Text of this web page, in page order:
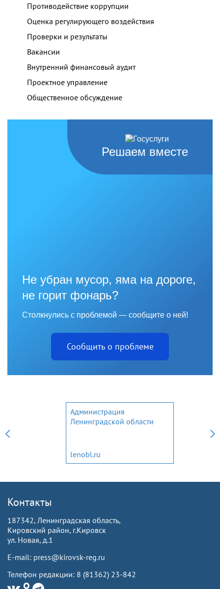
Противодействие коррупции
Оценка регулирующего воздействия
Проверки и результаты
Вакансии
Внутренний финансовый аудит
Проектное управление
Общественное обсуждение
Решаем вместе
Не убран мусор, яма на дороге,
не горит фонарь?
Столкнулись с проблемой — сообщите о ней!
Сообщить о проблеме
Администрация
Ленинградской области
lenobl.ru
Контакты
187342, Ленинградская область,
Кировский район, г.Кировск
ул. Новая, д.1
E-mail: press@kirovsk-reg.ru
Телефон редакции: 8 (81362) 23-842